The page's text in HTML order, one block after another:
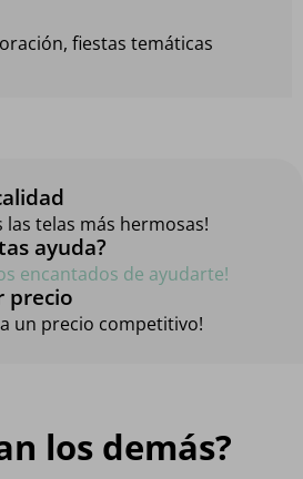
fiestas temáticas
las telas más hermosas!
ayuda?
encantados de ayudarte!
precio
a un precio competitivo!
los demás?